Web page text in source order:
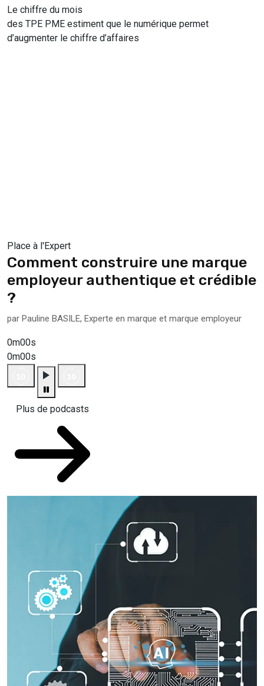
Le chiffre du mois
des TPE PME estiment que le numérique permet
d’augmenter le chiffre d’affaires
Place à l'Expert
Comment construire une marque
employeur authentique et crédible
?
par Pauline BASILE, Experte en marque et marque employeur
0m00s
0m00s
Plus de podcasts